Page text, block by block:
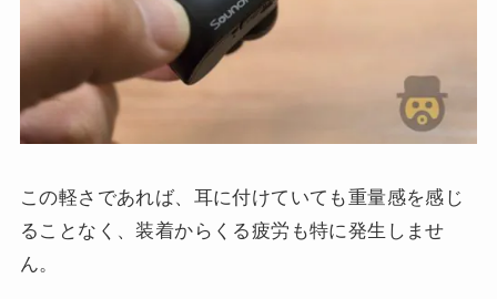
この軽さであれば、耳に付けていても重量感を感じ
ることなく、装着からくる疲労も特に発生しませ
ん。